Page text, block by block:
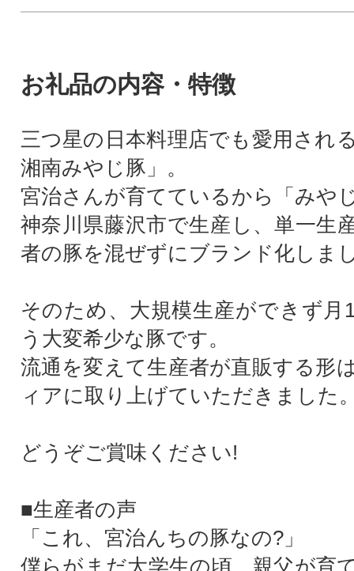
お礼品の内容・特徴
三つ星の日本料理店でも愛用され
湘南みやじ豚」。
宮治さんが育てているから「みや
神奈川県藤沢市で生産し、単一生
者の豚を混ぜずにブランド化しま
そのため、大規模生産ができず月
う大変希少な豚です。
流通を変えて生産者が直販する形
ィアに取り上げていただきました
どうぞご賞味ください!
■生産者の声
「これ、宮治んちの豚なの?」